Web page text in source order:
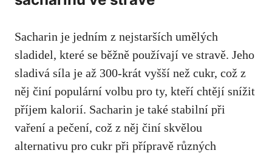
Sacharin je jedním z nejstarších umělých
sladidel, které se běžně ⁣používají ve stravě. Jeho
sladivá síla je až 300-krát⁢ vyšší než cukr, což z
něj činí‍ populární volbu pro ty, ⁢kteří chtějí snížit
příjem⁢ kalorií. Sacharin ​je také⁢ stabilní při
vaření a pečení, což z něj činí skvělou
alternativu‍ pro ⁣cukr při přípravě různých